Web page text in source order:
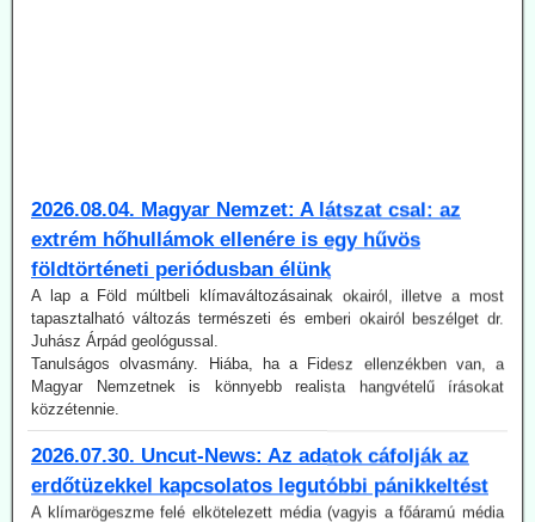
földtörténeti periódusban élünk
A lap a Föld múltbeli klímaváltozásainak okairól, illetve a most
tapasztalható változás természeti és emberi okairól beszélget dr.
Juhász Árpád geológussal.
Tanulságos olvasmány. Hiába, ha a Fidesz ellenzékben van, a
Magyar Nemzetnek is könnyebb realista hangvételű írásokat
közzétennie.
2026.07.30. Uncut-News: Az adatok cáfolják az
erdőtüzekkel kapcsolatos legutóbbi pánikkeltést
A klímarögeszme felé elkötelezett média (vagyis a főáramú média
100 %-ban) a klímaváltozásban, magyarul az antropogén CO2-
kibocsátás növekedésében igyekszik megtalálni (vagy legalábbis az
olvasókkal elhitetni) az erdőtüzek okát. Így van ez az idén is, mint a